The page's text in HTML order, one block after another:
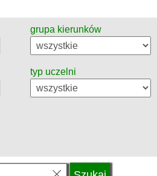
grupa kierunków
typ uczelni